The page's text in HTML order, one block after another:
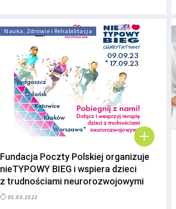
Nauka, Zdrowie i Rehabilitacja
Fundacja Poczty Polskiej organizuje
nieTYPOWY BIEG i wspiera dzieci
z trudnościami neurorozwojowymi
05.09.2023